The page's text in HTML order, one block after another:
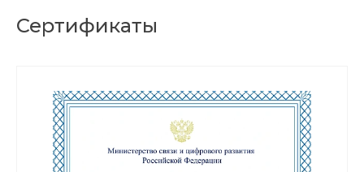
Сертификаты